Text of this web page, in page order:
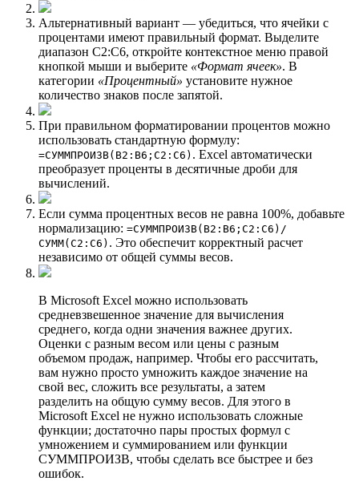
Альтернативный вариант — убедиться, что ячейки с
процентами имеют правильный формат. Выделите
диапазон C2:C6, откройте контекстное меню правой
кнопкой мыши и выберите «Формат ячеек». В
категории «Процентный» установите нужное
количество знаков после запятой.
При правильном форматировании процентов можно
использовать стандартную формулу:
=СУММПРОИЗВ(B2:B6;C2:C6) . Excel автоматически
преобразует проценты в десятичные дроби для
вычислений.
Если сумма процентных весов не равна 100%, добавьте
нормализацию: =СУММПРОИЗВ(B2:B6;C2:C6)/
СУММ(C2:C6) . Это обеспечит корректный расчет
независимо от общей суммы весов.
В Microsoft Excel можно использовать
средневзвешенное значение для вычисления
среднего, когда одни значения важнее других.
Оценки с разным весом или цены с разным
объемом продаж, например. Чтобы его рассчитать,
вам нужно просто умножить каждое значение на
свой вес, сложить все результаты, а затем
разделить на общую сумму весов. Для этого в
Microsoft Excel не нужно использовать сложные
функции; достаточно пары простых формул с
умножением и суммированием или функции
СУММПРОИЗВ, чтобы сделать все быстрее и без
ошибок.